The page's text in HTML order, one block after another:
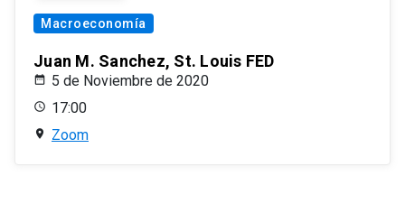
Macroeconomía
Juan M. Sanchez, St. Louis FED
5 de Noviembre de 2020
17:00
Zoom